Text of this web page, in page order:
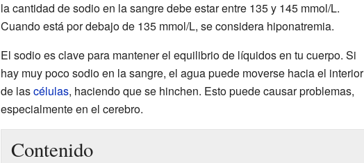
la cantidad de sodio en la sangre debe estar entre 135 y 145 mmol/L.
Cuando está por debajo de 135 mmol/L, se considera hiponatremia.
El sodio es clave para mantener el equilibrio de líquidos en tu cuerpo. Si
hay muy poco sodio en la sangre, el agua puede moverse hacia el interior
de lascélulas, haciendo que se hinchen. Esto puede causar problemas,
especialmente en el cerebro.
Contenido